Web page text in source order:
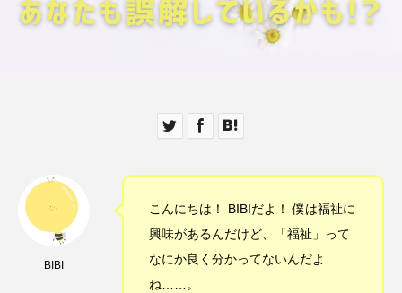
BIBI
こんにちは！ BIBIだよ！ 僕は福祉に
興味があるんだけど、「福祉」って
なにか良く分かってないんだよ
ね……。